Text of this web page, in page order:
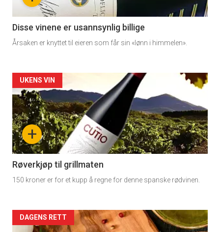
section
11
Disse vinene er usannsynlig billige
Årsaken er knyttet til eieren som får sin «lønn i himmelen».
Artikler
detail
-
section
11
Dagens
rett
+
UKENS VIN
Røverkjøp til grillmaten
150 kroner er for et kupp å regne for denne spanske rødvinen.
Artikler
DAGENS RETT